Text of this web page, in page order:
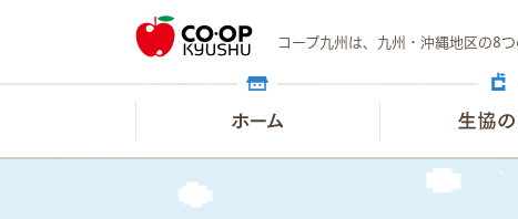
コープ九州は、九州・沖縄地区の8つ